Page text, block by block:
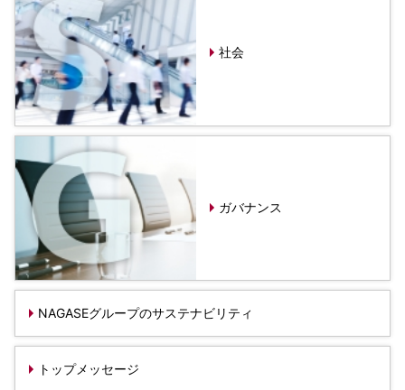
社会
ガバナンス
サステナビリティデータ集
社会貢献活動
アスリート支援
外部評価とイニシアチブ
各種対照表
サステナビリティサイトについて
社会
ガバナンス
NAGASEグループのサステナビリティ
トップメッセージ